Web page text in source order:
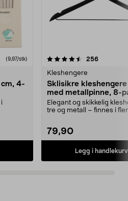
(9,97/stk)
4-
256
Kleshengere
Sklisikre
med metallpinne, 8-
Elegant og skikkelig
tre og metall – finnes i
79,90
Legg i handlekurv
4.5av 5 stjerner